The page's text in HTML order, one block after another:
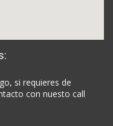
si requieres de
con nuesto call